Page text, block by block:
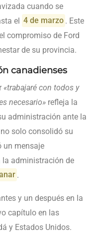
cuando se
el 4 de marzo . Este
compromiso de Ford
de su provincia.
canadienses
«trabajaré con todos y
necesario» refleja la
administración ante la
solo consolidó su
un mensaje
la administración de
.
y un después en la
capítulo en las
y Estados Unidos.